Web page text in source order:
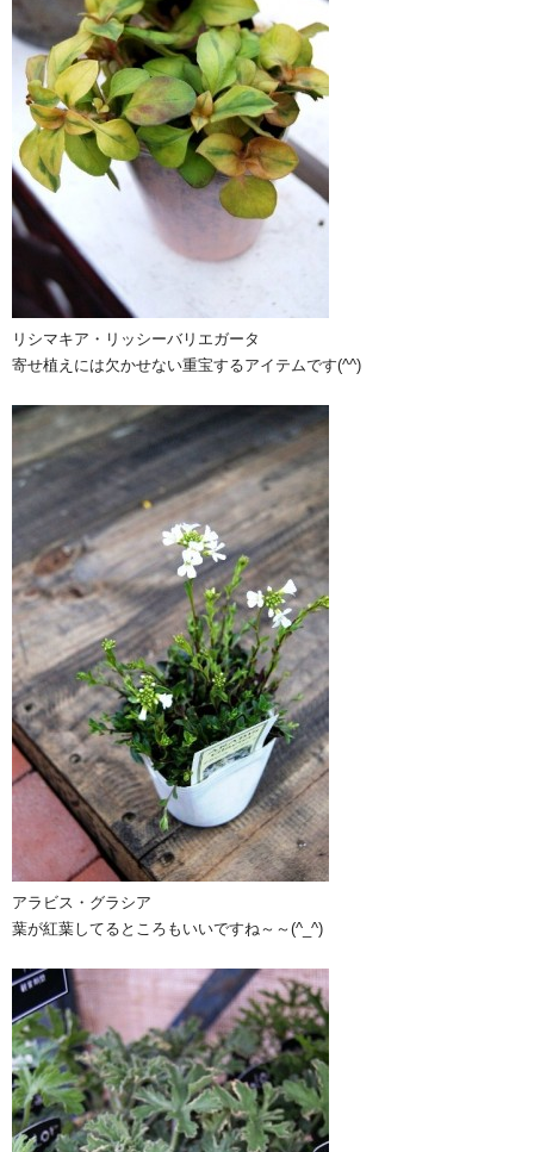
リシマキア・リッシーバリエガータ
寄せ植えには欠かせない重宝するアイテムです(^^)
アラビス・グラシア
葉が紅葉してるところもいいですね～～(^_^)